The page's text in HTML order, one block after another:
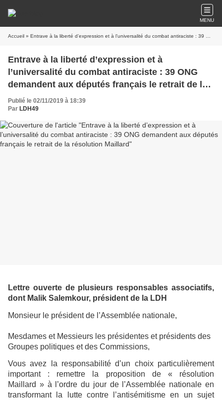
MENU
Accueil » Entrave à la liberté d’expression et à l’universalité du combat antiraciste : 39 ONG demandent aux députés français le retrait de la résolution Maillard
Entrave à la liberté d’expression et à
l’universalité du combat antiraciste : 39 ONG
demandent aux députés français le retrait de la
résolution Maillard
Publié le 02/11/2019 à 18:39
Par LDH49
Lettre ouverte de plusieurs responsables associatifs,
dont Malik Salemkour, président de la LDH
Monsieur le président de l’Assemblée nationale,
Mesdames et Messieurs les présidentes et présidents des
Groupes politiques et des Commissions,
Vous avez la responsabilité d’un choix particulièrement
important : remettre la proposition de « résolution
Maillard » à l’ordre du jour de l’Assemblée nationale en
transformant la lutte contre l’antisémitisme en un sujet